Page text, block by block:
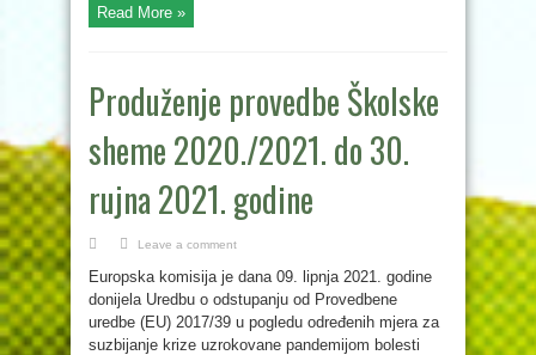
Read More »
Produženje provedbe Školske
sheme 2020./2021. do 30.
rujna 2021. godine
Leave a comment
Europska komisija je dana 09. lipnja 2021. godine
donijela Uredbu o odstupanju od Provedbene
uredbe (EU) 2017/39 u pogledu određenih mjera za
suzbijanje krize uzrokovane pandemijom bolesti